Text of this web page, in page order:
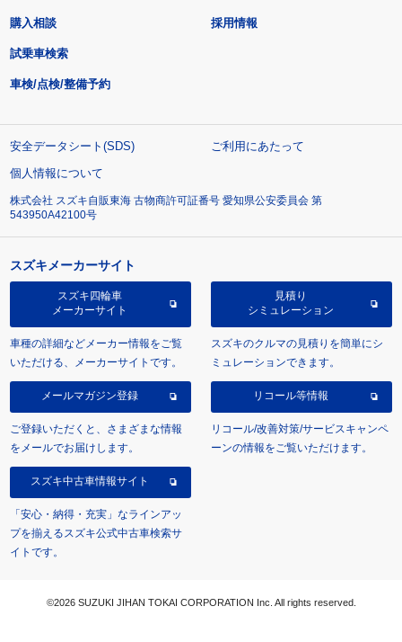
購入相談
試乗車検索
車検/点検/整備予約
採用情報
安全データシート(SDS)
ご利用にあたって
個人情報について
株式会社 スズキ自販東海 古物商許可証番号 愛知県公安委員会 第
543950A42100号
スズキメーカーサイト
スズキ四輪車
メーカーサイト
車種の詳細などメーカー情報をご覧
いただける、メーカーサイトです。
見積り
シミュレーション
スズキのクルマの見積りを簡単にシ
ミュレーションできます。
メールマガジン登録
ご登録いただくと、さまざまな情報
をメールでお届けします。
リコール等情報
リコール/改善対策/サービスキャンペ
ーンの情報をご覧いただけます。
スズキ中古車情報サイト
「安心・納得・充実」なラインアッ
プを揃えるスズキ公式中古車検索サ
イトです。
©2026 SUZUKI JIHAN TOKAI CORPORATION Inc. All rights reserved.